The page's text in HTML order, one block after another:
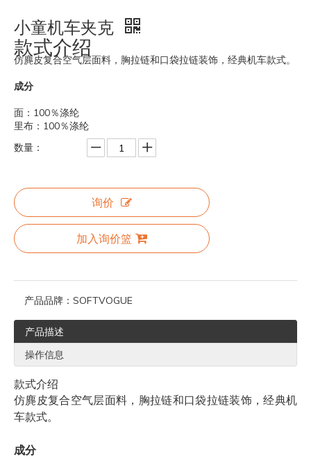
小童机车夹克
款式介绍
仿麂皮复合空气层面料，胸拉链和口袋拉链装饰，经典机车款式。
成分
面：100％涤纶
里布：100％涤纶
数量：
询价
加入询价篮
产品品牌： SOFTVOGUE
产品描述
操作信息
款式介绍
仿麂皮复合空气层面料，胸拉链和口袋拉链装饰，经典机
车款式。
成分